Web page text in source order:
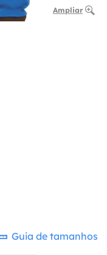
Ampliar
Guia de tamanhos